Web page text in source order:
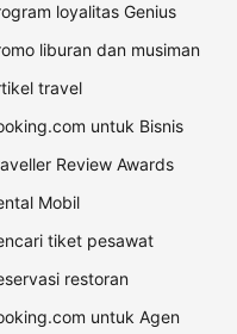
loyalitas Genius
liburan dan musiman
travel
untuk Bisnis
Review Awards
Mobil
tiket pesawat
restoran
untuk Agen